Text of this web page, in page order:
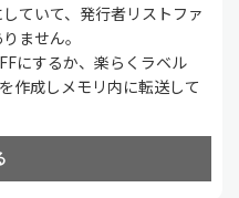
ていて、発行者リストファ
ません。
にするか、楽らくラベル
作成しメモリ内に転送して